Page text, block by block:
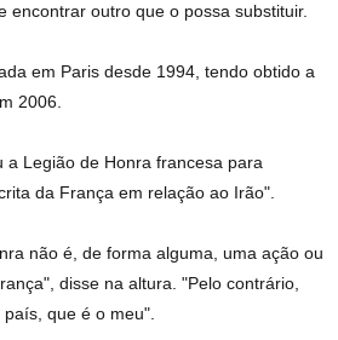
encontrar outro que o possa substituir.
em Paris desde 1994, tendo obtido a
2006.
a Legião de Honra francesa para
da França em relação ao Irão".
não é, de forma alguma, uma ação ou
disse na altura. "Pelo contrário,
que é o meu".